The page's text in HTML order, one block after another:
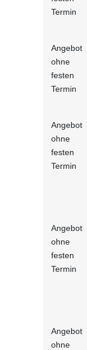
Termin
Angebot
ohne
festen
Termin
Angebot
ohne
festen
Termin
Angebot
ohne
festen
Termin
Angebot
ohne